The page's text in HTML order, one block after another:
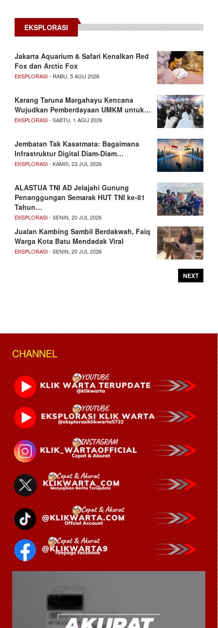
EKSPLORASI
Jakarta Aquarium & Safari Kenalkan Red
Fox dan Arctic Fox
EKSPLORASI- RABU, 5 AGU 2026
Karang Taruna Margahayu Kencana
Wujudkan Pemberdayaan UMKM untuk…
EKSPLORASI- SABTU, 1 AGU 2026
Jembatan Tak Kasatmata: Bagaimana
Infrastruktur Digital Diam-Diam…
EKSPLORASI- KAMIS, 23 JUL 2026
ALASTUA TNI AD Jelajahi Gunung
Penanggungan Semarak HUT TNI ke-81
Tahun…
EKSPLORASI- SENIN, 20 JUL 2026
Jualan Kambing Sambil Berdakwah, Faiq
Warga Kota Batu Mendadak Viral
EKSPLORASI- SENIN, 20 JUL 2026
NEXT
CHANNEL